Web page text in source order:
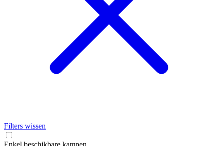
Filters wissen